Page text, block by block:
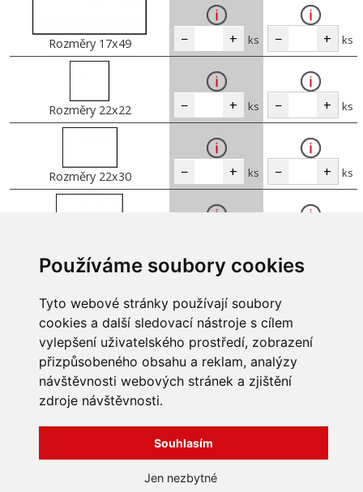
Používáme soubory cookies
Tyto webové stránky používají soubory
cookies a další sledovací nástroje s cílem
vylepšení uživatelského prostředí, zobrazení
přizpůsobeného obsahu a reklam, analýzy
návštěvnosti webových stránek a zjištění
zdroje návštěvnosti.
Souhlasím
Jen nezbytné
Rozměry 17x49 − + ks − + ks
Rozměry 22x22 − + ks − + ks
Rozměry 22x30 − + ks − + ks
Rozměry 22x45 − + ks −
INFORMACE
Bravura s.r.o. © 2026